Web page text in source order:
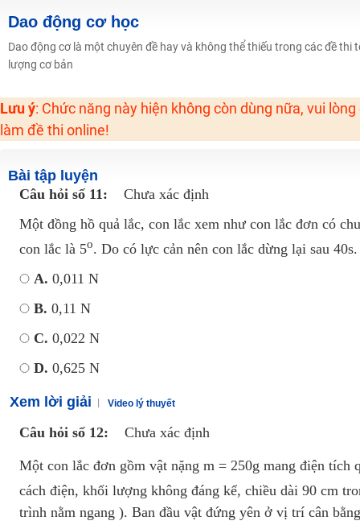
Học online lớp 2 với thầy cô giáo giỏi, nổi tiếng
2K6! Lộ Trình Sun 2024 - Ba bước luyện thi TN THPT - ĐH ít nhất 25 điểm
Hot! Lễ hội đồng giá 449K - 499K toàn bộ khoá học tại Tuyensinh247
Đồng giá khóa học 499K - 399K (13/11-15/11)
Khai giảng các khóa lớp 9 Toán - Lý - Hóa - Văn - Anh năm 2018
Luyện thi vào lớp 10 môn Toán, Văn, Hóa, Anh, Lý với giáo viên giỏi và nổi
Dao động cơ học
Dao động cơ là một chuyên đề hay và không thể thiếu trong các đề
lượng cơ bản
Lưu ý: Chức năng này hiện không còn dùng nữa, vui
làm đề thi online!
Bài tập luyện
Câu hỏi số 11:
Chưa xác định
Một đồng hồ quả lắc, con lắc xem như con lắc đơn có
con lắc là 5o. Do có lực cản nên con lắc dừng lại sau
A. 0,011 N
B. 0,11 N
C. 0,022 N
D. 0,625 N
Xem lời giải Video lý thuyết
Câu hỏi số 12: Chưa xác định
Một con lắc đơn gồm vật nặng m = 250g mang điện tích
cách điện, khối lượng không đáng kể, chiều dài 90 cm
trình nằm ngang ). Ban đầu vật đứng yên ở vị trí cân